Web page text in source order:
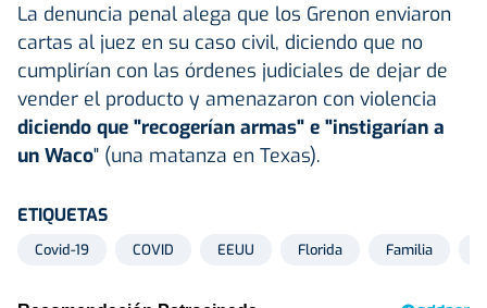
La denuncia penal alega que los Grenon enviaron
cartas al juez en su caso civil, diciendo que no
cumplirían con las órdenes judiciales de dejar de
vender el producto y amenazaron con violencia
diciendo que "recogerían armas" e "instigarían a
un Waco" (una matanza en Texas).
ETIQUETAS
Covid-19 COVID EEUU Florida Familia